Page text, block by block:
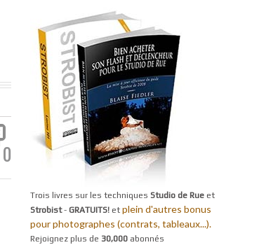
0
Trois livres sur les techniques Studio de Rueet
Strobist- GRATUITS! et plein d'autres bonus
pour photographes (contrats, tableaux...).
Rejoignez plus de 30,000abonnés